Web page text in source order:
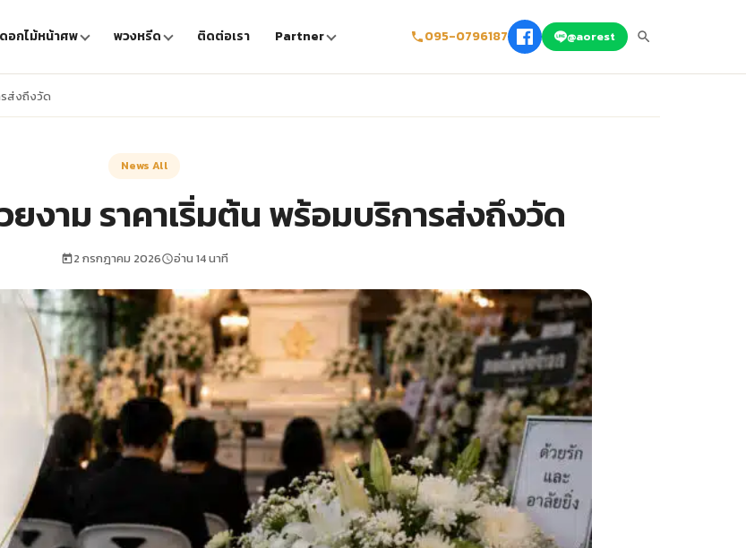
ดอกไม้หน้าศพ พวงหรีด ติดต่อเรา Partner 095-0796187 @aorest
รส่งถึงวัด
News All
งาม ราคาเริ่มต้น พร้อมบริการส่งถึงวัด
2 กรกฎาคม 2026 อ่าน 14 นาที